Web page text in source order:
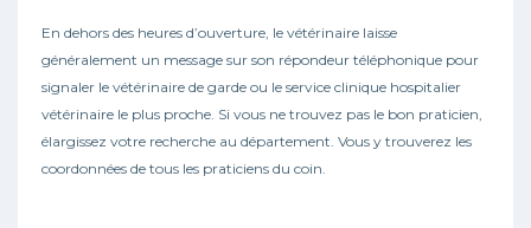
En dehors des heures d’ouverture, le vétérinaire laisse
généralement un message sur son répondeur téléphonique pour
signaler le vétérinaire de garde ou le service clinique hospitalier
vétérinaire le plus proche. Si vous ne trouvez pas le bon praticien,
élargissez votre recherche au département. Vous y trouverez les
coordonnées de tous les praticiens du coin.